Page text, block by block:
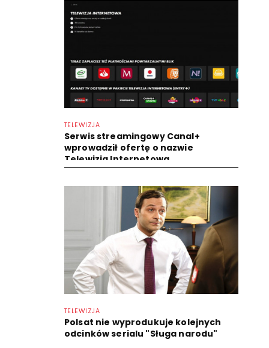
TELEWIZJA
Serwis streamingowy Canal+
wprowadził ofertę o nazwie
Telewizja Internetowa
TELEWIZJA
Polsat nie wyprodukuje kolejnych
odcinków serialu "Sługa narodu"